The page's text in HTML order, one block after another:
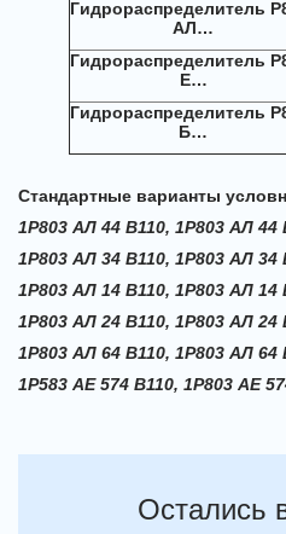
Гидрораспределитель
АЛ…
Гидрораспределитель
Е…
Гидрораспределитель
Б…
Стандартные варианты
1Р803 АЛ 44 В110, 1Р803 АЛ 44
1Р803 АЛ 34 В110, 1Р803 АЛ 34
1Р803 АЛ 14 В110, 1Р803 АЛ 14
1Р803 АЛ 24 В110, 1Р803 АЛ 24
1Р803 АЛ 64 В110, 1Р803 АЛ 64
1Р583 АЕ 574 В110, 1Р803 АЕ
Остались